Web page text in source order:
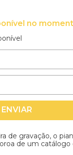
no
ENVIAR
de gravação, o
de um